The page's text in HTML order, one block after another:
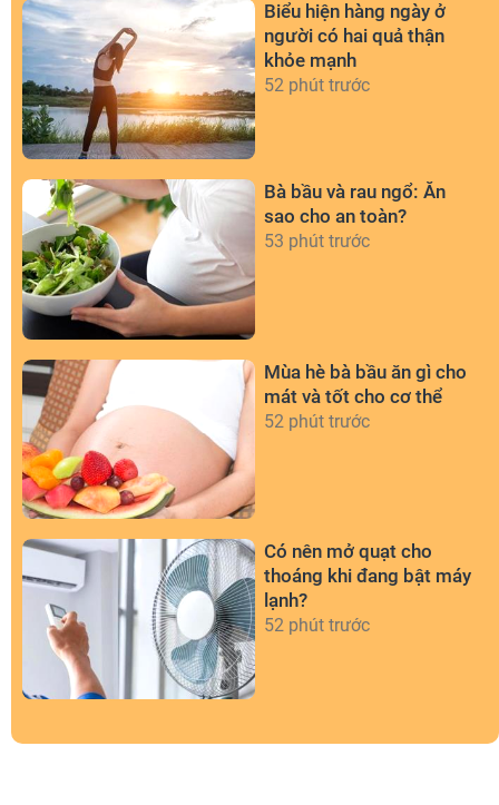
Biểu hiện hàng ngày ở
người có hai quả thận
khỏe mạnh
52 phút trước
Bà bầu và rau ngổ: Ăn
sao cho an toàn?
53 phút trước
Mùa hè bà bầu ăn gì cho
mát và tốt cho cơ thể
52 phút trước
Có nên mở quạt cho
thoáng khi đang bật máy
lạnh?
52 phút trước